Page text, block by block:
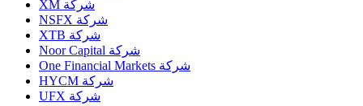
XM شركة
NSFX شركة
XTB شركة
Noor Capital شركة
One Financial Markets شركة
HYCM شركة
UFX شركة